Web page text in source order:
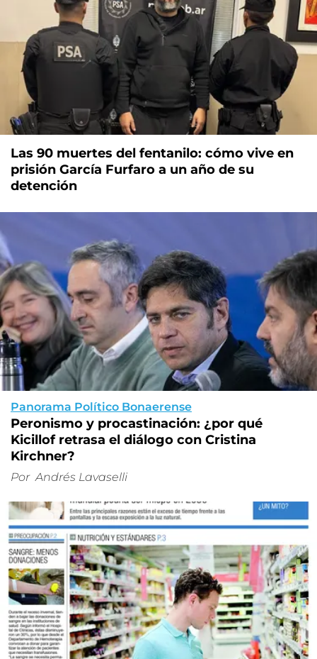
Las 90 muertes del fentanilo: cómo vive en
prisión García Furfaro a un año de su
detención
Panorama Político Bonaerense
Peronismo y procastinación: ¿por qué
Kicillof retrasa el diálogo con Cristina
Kirchner?
Por Andrés Lavaselli